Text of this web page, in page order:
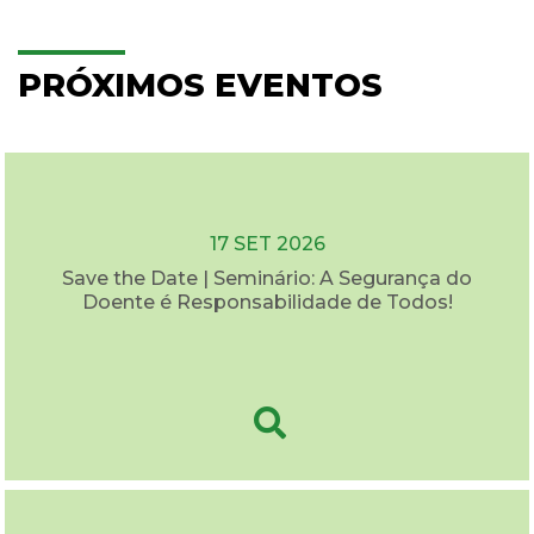
PRÓXIMOS EVENTOS
17 SET 2026
Save the Date | Seminário: A Segurança do
Doente é Responsabilidade de Todos!